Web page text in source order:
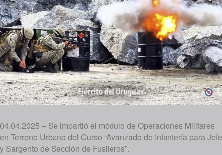
04.04.2025 – Se impartió el módulo de Operaciones Militares
en Terreno Urbano del Curso “Avanzado de Infantería para Jefe
y Sargento de Sección de Fusileros”.